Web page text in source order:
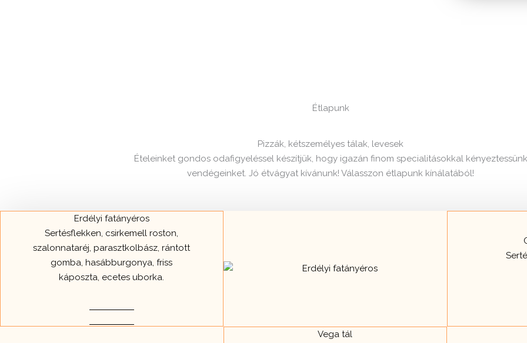
Étlapunk
Pizzák, kétszemélyes tálak, levesek
Ételeinket gondos odafigyeléssel készítjük, hogy igazán finom specialitásokkal kényeztessünk
vendégeinket. Jó étvágyat kívánunk! Válasszon étlapunk kínálatából!
Erdélyi fatányéros
Sertésflekken, csirkemell roston,
szalonnataréj, parasztkolbász, rántott
gomba, hasábburgonya, friss
káposzta, ecetes uborka.
Vega tál